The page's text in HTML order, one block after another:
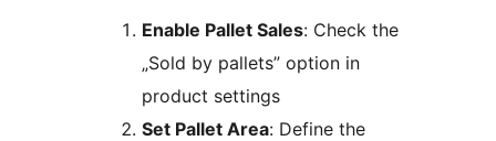
Enable Pallet Sales: Check the
„Sold by pallets” option in
product settings
Set Pallet Area: Define the